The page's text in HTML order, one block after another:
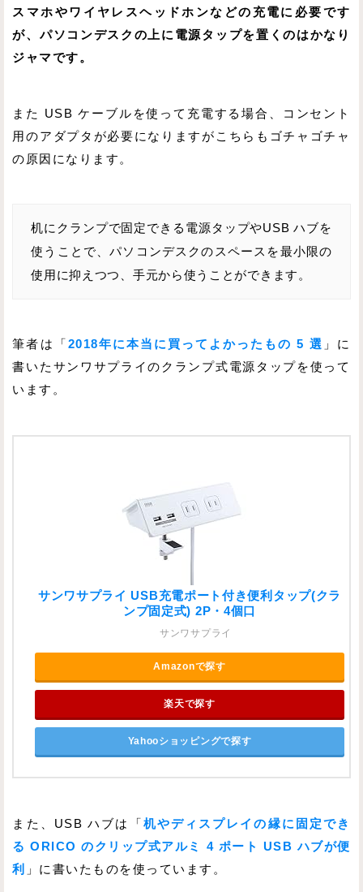
スマホやワイヤレスヘッドホンなどの充電に必要です
が、パソコンデスクの上に電源タップを置くのはかなり
ジャマです。
また USB ケーブルを使って充電する場合、コンセント
用のアダプタが必要になりますがこちらもゴチャゴチャ
の原因になります。
机にクランプで固定できる電源タップやUSB ハブを
使うことで、パソコンデスクのスペースを最小限の
使用に抑えつつ、手元から使うことができます。
筆者は「 2018年に本当に買ってよかったもの 5 選 」に
書いたサンワサプライのクランプ式電源タップを使って
います。
サンワサプライ USB充電ポート付き便利タップ(クラ
ンプ固定式) 2P・4個口
サンワサプライ
Amazonで探す
楽天で探す
Yahooショッピングで探す
また、USB ハブは「 机やディスプレイの縁に固定でき
る ORICO のクリップ式アルミ 4 ポート USB ハブが便
利
」に書いたものを使っています。